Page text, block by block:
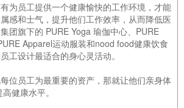
为员工提供一个健康愉快的工作环境，才能
感和士气，提升他们工作效率，从而降低医
团旗下的 PURE Yoga 瑜伽中心、PURE
Apparel运动服装和nood food健康饮食
工设计最适合的身心灵活动。
位员工为最重要的资产，那就让他们亲身体
健康水平。